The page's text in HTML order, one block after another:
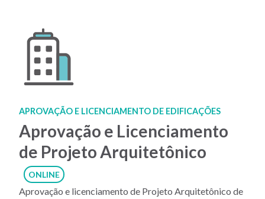
APROVAÇÃO E LICENCIAMENTO DE EDIFICAÇÕES
Aprovação e Licenciamento
de Projeto Arquitetônico
ONLINE
Aprovação e licenciamento de Projeto Arquitetônico de